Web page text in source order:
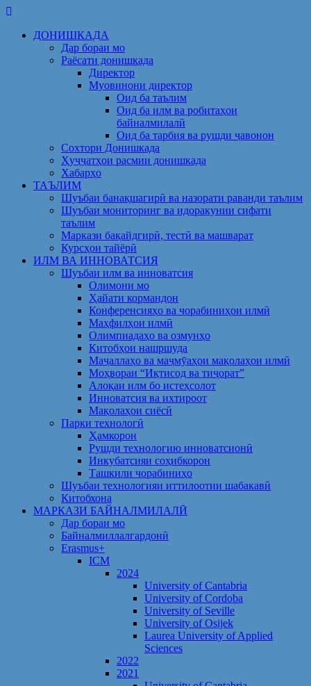
Skip
contentДОНИШКАДА
Дар бораи мо
Раёсати донишкада
Директор
Муовинони директор
Оид ба таълим
Оид ба илм ва робитаҳои
байналмилалӣ
Оид ба тарбия ва рушди ҷавонон
Сохтори Донишкада
Ҳуҷҷатҳои расмии донишкада
Хабарҳо
ТАЪЛИМ
Шуъбаи банақшагирӣ ва назорати раванди таълим
Шуъбаи мониторинг ва идоракунии сифати
таълим
Маркази бақайдгирӣ, тестӣ ва машварат
Курсҳои тайёрӣ
ИЛМ ВА ИННОВАТСИЯ
Шуъбаи илм ва инноватсия
Олимони мо
Ҳайати кормандон
Конференсияҳо ва чорабиниҳои илмӣ
Маҳфилҳои илмӣ
Олимпиадаҳо ва озмунҳо
Китобҳои нашршуда
Маҷаллаҳо ва маҷмӯаҳои мақолаҳои илмӣ
Моҳвораи “Иқтисод ва тиҷорат”
Алоқаи илм бо истеҳсолот
Инноватсия ва ихтироот
Мақолаҳои сиёсӣ
Парки технологӣ
Ҳамкорон
Рушди технологию инноватсионӣ
Инкубатсияи соҳибкорон
Ташкили чорабиниҳо
Шуъбаи технологияи иттилоотии шабакавӣ
Китобхона
МАРКАЗИ БАЙНАЛМИЛАЛӢ
Дар бораи мо
Байналмиллалгардонӣ
Erasmus+
ICM
2024
University of Cantabria
University of Cordoba
University of Seville
University of Osijek
Laurea University of Applied
Sciences
2022
2021